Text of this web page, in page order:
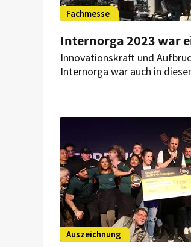
Fachmesse
Internorga 2023 war
Innovationskraft und
Internorga war auch in
Konditorenzunft kamen für
Branche in den Hamburger
zusammen. Veranstalter
Unternehmen ziehen eine
Bilanz und zeigen sich
Auszeichnung